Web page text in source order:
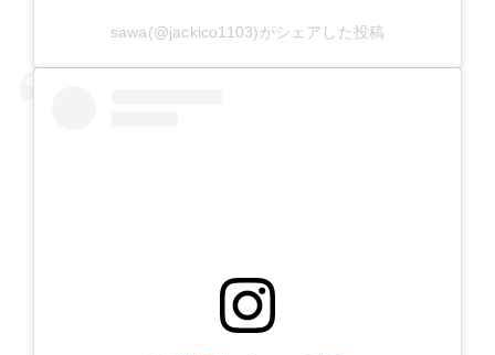
sawa(@jackico1103)がシェアした投稿